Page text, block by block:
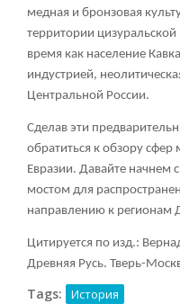
медная и бронзовая
территории
время как население
индустрией,
Центральной России.
Сделав эти
обратиться к обзору
Евразии. Давайте начнем
мостом для
направлению к регионам
Цитируется по изд.:
Древняя Русь. Тверь-
Tags: История